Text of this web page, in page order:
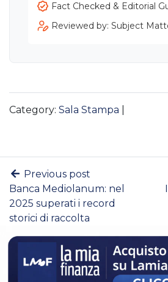
Fact Checked & Editorial
Reviewed by: Subject
Category: Sala Stampa
Previous post
Banca Mediolanum: nel
2025 superati i record
storici di raccolta